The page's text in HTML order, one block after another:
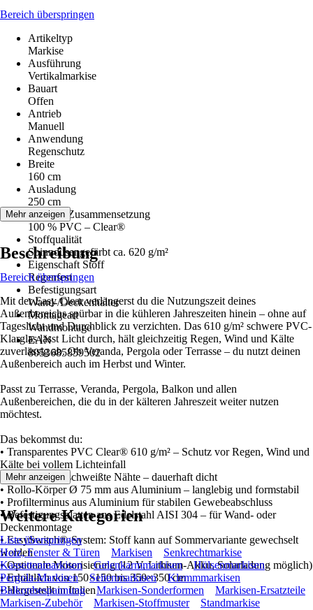
Bereich überspringen
Artikeltyp
Markise
Ausführung
Vertikalmarkise
Bauart
Offen
Antrieb
Manuell
Anwendung
Regenschutz
Breite
160 cm
Ausladung
250 cm
Material-Zusammensetzung
100 % PVC – Clear®
Stoffqualität
Spinndüsengefärbt ca. 620 g/m²
Eigenschaft Stoff
Regenfest
Befestigungsart
Wand-/Deckenhalter
Montageart
Wandmontage
EAN
8053685859502
Mehr anzeigen
Beschreibung
Bereich überspringen
Mit der Easy Clear verlängerst du die Nutzungszeit deines
Außenbereichs spürbar in die kühleren Jahreszeiten hinein – ohne auf
Tageslicht und Durchblick zu verzichten. Das 610 g/m² schwere PVC-
Klarglas lässt Licht durch, hält gleichzeitig Regen, Wind und Kälte
zuverlässig ab. Ob Veranda, Pergola oder Terrasse – du nutzt deinen
Außenbereich auch im Herbst und Winter.
Passt zu Terrasse, Veranda, Pergola, Balkon und allen
Außenbereichen, die du in der kälteren Jahreszeit weiter nutzen
möchtest.
Das bekommst du:
• Transparentes PVC Clear® 610 g/m² – Schutz vor Regen, Wind und
Kälte bei vollem Lichteinfall
• Thermisch geschweißte Nähte – dauerhaft dicht
• Rollo-Körper Ø 75 mm aus Aluminium – langlebig und formstabil
• Profilterminus aus Aluminium für stabilen Gewebeabschluss
• Befestigungsplatten aus Edelstahl AISI 304 – für Wand- oder
Deckenmontage
• EasySwitch®-System: Stoff kann auf Sommervariante gewechselt
werden
• Optionale Motorisierung (12 V, Lithium-Akku, Solarladung möglich)
• Erhältlich von 150×150 bis 350×350 cm
• Hergestellt in Italien
Mehr anzeigen
Weitere Kategorien
Liste überspringen
Holz, Fenster & Türen
Markisen
Senkrechtmarkise
Kassettenmarkisen
Gelenkarmmarkisen
Hülsenmarkisen
Pergola-Markisen
Seitenmarkisen
Klemmmarkisen
Balkonbespannung
Markisen-Sonderformen
Markisen-Ersatzteile
Markisen-Zubehör
Markisen-Stoffmuster Standmarkise